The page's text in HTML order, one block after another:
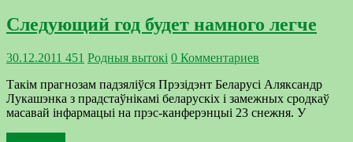
Следующий год будет намного легче
30.12.2011 451 Родныя вытокi 0 Комментариев
Такім прагнозам падзяліўся Прэзідэнт Беларусі Аляксандр
Лукашэнка з прадстаўнікамі беларускіх і замежных сродкаў
масавай інфармацыі на прэс-канферэнцыі 23 снежня. У